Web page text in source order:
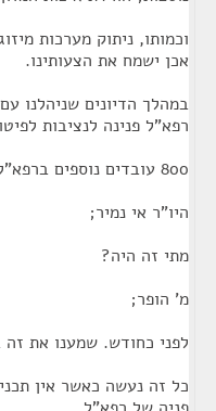
וכמותו, ניתוק מערכות
אכן ישמח את הצעותינו.
במהלך הדיונים שניהלנו
רפא"ל פנינה לנציבות
800 עובדים נוספים ברפא"ל.
היו"ר אי נמיר;
מתי זה היה?
מ' הופר;
לפני כחודש. שמענו את זה
כל זה נעשה כאשר אין